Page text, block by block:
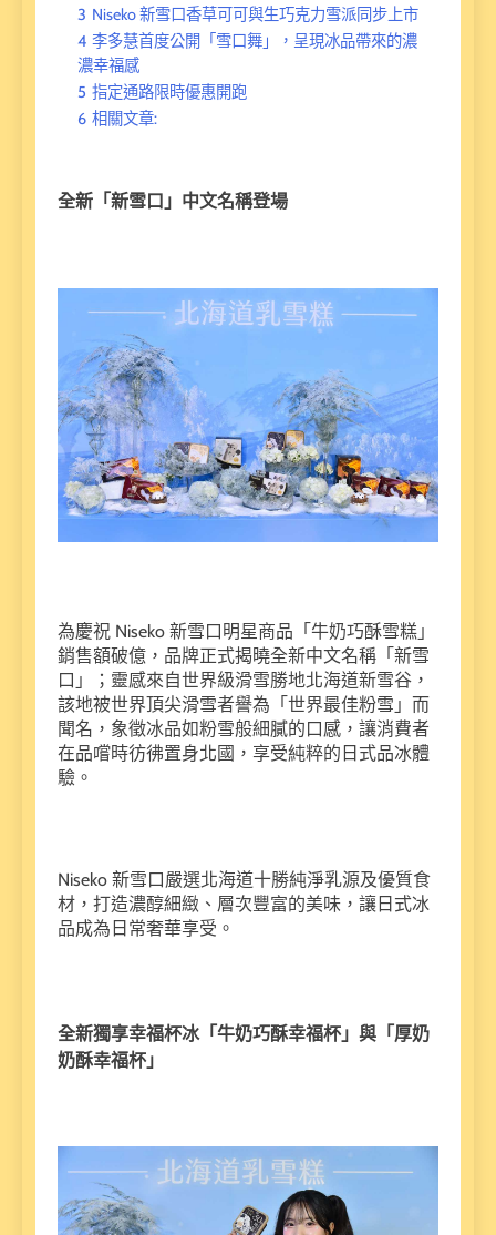
3 Niseko 新雪口香草可可與生巧克力雪派同步上市
4 李多慧首度公開「雪口舞」，呈現冰品帶來的濃
濃幸福感
5 指定通路限時優惠開跑
6 相關文章:
全新「新雪口」中文名稱登場
為慶祝 Niseko 新雪口明星商品「牛奶巧酥雪糕」
銷售額破億，品牌正式揭曉全新中文名稱「新雪
口」；靈感來自世界級滑雪勝地北海道新雪谷，
該地被世界頂尖滑雪者譽為「世界最佳粉雪」而
聞名，象徵冰品如粉雪般細膩的口感，讓消費者
在品嚐時彷彿置身北國，享受純粹的日式品冰體
驗。
Niseko 新雪口嚴選北海道十勝純淨乳源及優質食
材，打造濃醇細緻、層次豐富的美味，讓日式冰
品成為日常奢華享受。
全新獨享幸福杯冰「牛奶巧酥幸福杯」與「厚奶
奶酥幸福杯」